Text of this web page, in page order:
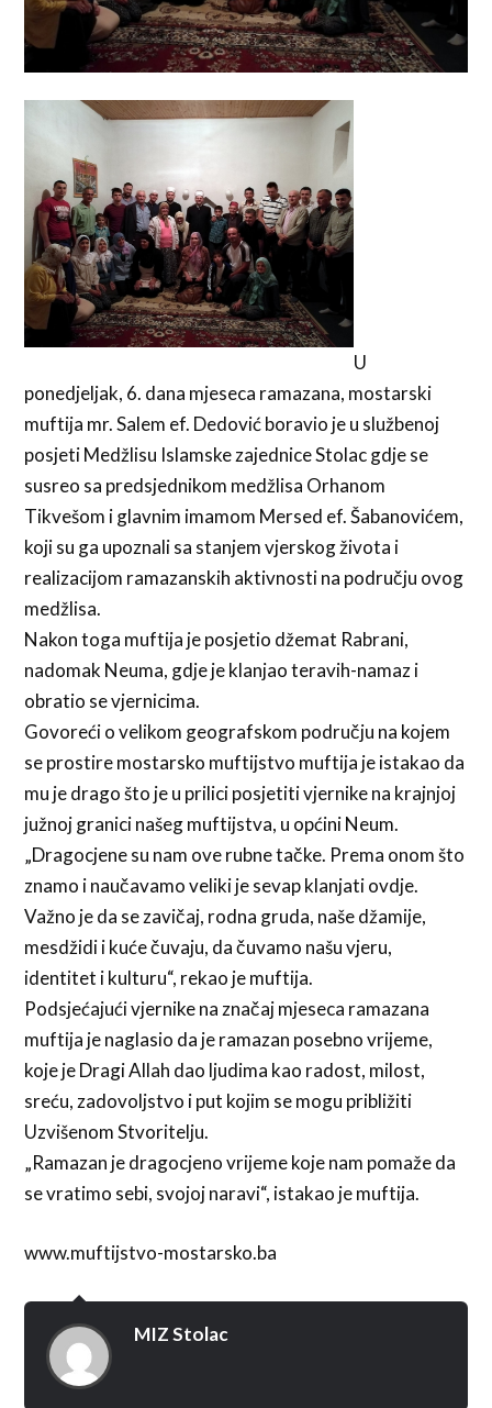
U
ponedjeljak, 6. dana mjeseca ramazana, mostarski
muftija mr. Salem ef. Dedović boravio je u službenoj
posjeti Medžlisu Islamske zajednice Stolac gdje se
susreo sa predsjednikom medžlisa Orhanom
Tikvešom i glavnim imamom Mersed ef. Šabanovićem,
koji su ga upoznali sa stanjem vjerskog života i
realizacijom ramazanskih aktivnosti na području ovog
medžlisa.
Nakon toga muftija je posjetio džemat Rabrani,
nadomak Neuma, gdje je klanjao teravih-namaz i
obratio se vjernicima.
Govoreći o velikom geografskom području na kojem
se prostire mostarsko muftijstvo muftija je istakao da
mu je drago što je u prilici posjetiti vjernike na krajnjoj
južnoj granici našeg muftijstva, u općini Neum.
„Dragocjene su nam ove rubne tačke. Prema onom što
znamo i naučavamo veliki je sevap klanjati ovdje.
Važno je da se zavičaj, rodna gruda, naše džamije,
mesdžidi i kuće čuvaju, da čuvamo našu vjeru,
identitet i kulturu“, rekao je muftija.
Podsjećajući vjernike na značaj mjeseca ramazana
muftija je naglasio da je ramazan posebno vrijeme,
koje je Dragi Allah dao ljudima kao radost, milost,
sreću, zadovoljstvo i put kojim se mogu približiti
Uzvišenom Stvoritelju.
„Ramazan je dragocjeno vrijeme koje nam pomaže da
se vratimo sebi, svojoj naravi“, istakao je muftija.
www.muftijstvo-mostarsko.ba
MIZ Stolac